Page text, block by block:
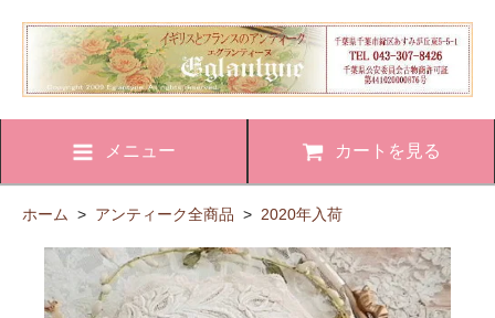
メニュー カートを見る
ホーム > アンティーク全商品 > 2020年入荷